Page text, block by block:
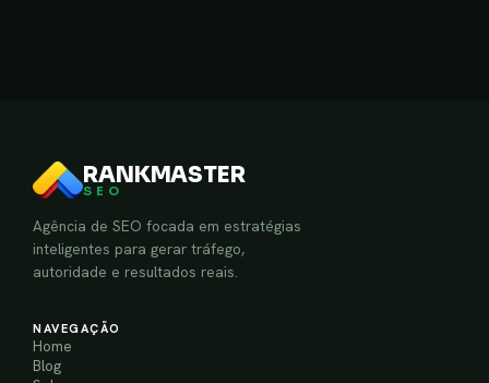
RANKMASTER
SEO
Agência de SEO focada em estratégias
inteligentes para gerar tráfego,
autoridade e resultados reais.
NAVEGAÇÃO
Home
Blog